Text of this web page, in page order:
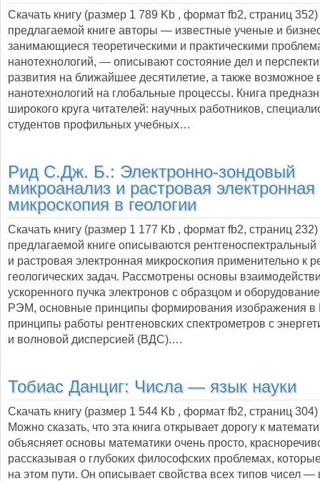
Скачать книгу (размер 1 789 Kb , формат fb2, страниц 352
предлагаемой книге авторы — известные ученые и
занимающиеся теоретическими и практическими
нанотехнологий, — описывают состояние дел и
развития на ближайшее десятилетие, а также возможное
нанотехнологий на глобальные процессы. Книга
широкого круга читателей: научных работников,
студентов профильных учебных…
Рид С.Дж. Б.: Электронно-зондовый
микроанализ и растровая электронная
микроскопия в геологии
Скачать книгу (размер 1 177 Kb , формат fb2, страниц 232
предлагаемой книге описываются
и растровая электронная микроскопия применительно к
геологических задач. Рассмотрены основы
ускоренного пучка электронов с образцом и
РЭМ, основные принципы формирования изображения
принципы работы рентгеновских спектрометров с
и волновой дисперсией (ВДС).…
Тобиас Данциг: Числа — язык науки
Скачать книгу (размер 1 544 Kb , формат fb2, страниц 304
Можно сказать, что эта книга открывает дорогу к
объясняет основы математики очень просто,
рассказывая о глубоких философских проблемах,
на этом пути. Он описывает свойства всех типов чисел —